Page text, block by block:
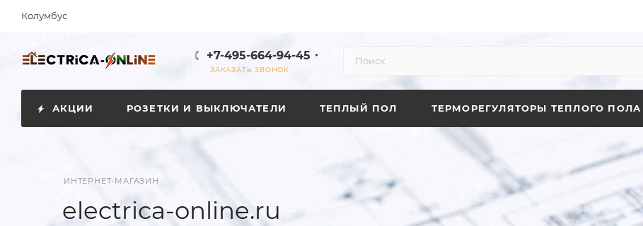
Колумбус
+7-495-664-94-45
ЗАКАЗАТЬ ЗВОНОК
АКЦИИ РОЗЕТКИ И ВЫКЛЮЧАТЕЛИ ТЕПЛЫЙ ПОЛ ТЕРМОРЕГУЛЯТОРЫ ТЕПЛОГО ПОЛА
ИНТЕРНЕТ-МАГАЗИН
electrica-online.ru